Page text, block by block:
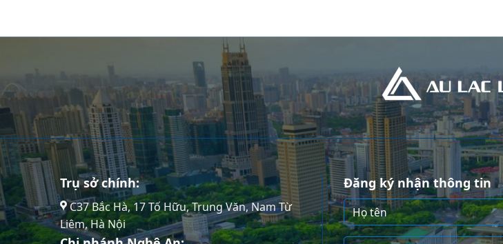
Trụ sở chính:
C37 Bắc Hà, 17 Tố Hữu, Trung Văn, Nam Từ
Liêm, Hà Nội
Đăng ký nhận thông tin